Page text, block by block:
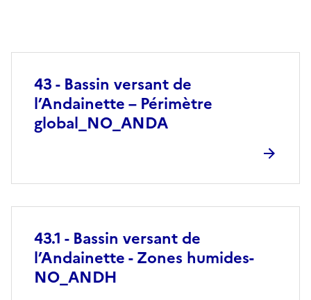
43 - Bassin versant de
l’Andainette – Périmètre
global_NO_ANDA
43.1 - Bassin versant de
l’Andainette - Zones humides-
NO_ANDH